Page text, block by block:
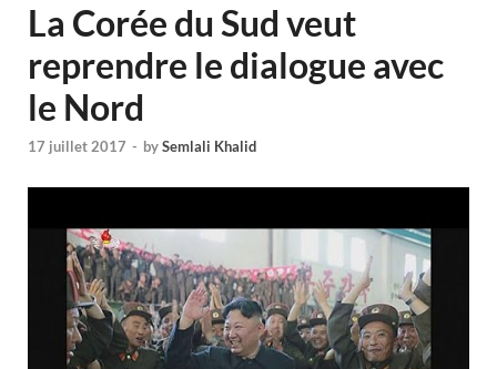
La Corée du Sud veut
reprendre le dialogue avec
le Nord
17 juillet 2017 - bySemlali Khalid